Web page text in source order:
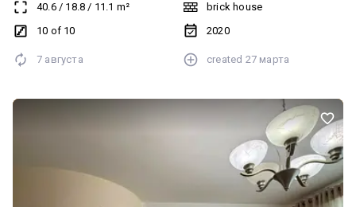
Кухня - 11.1 м.кв. Санвузол сумісний - 4.0 м.кв. Коридор - 3.7 м.кв.
Автономне газове опалення. Стан квартири - після забудовника.
40.6/ 18.8 / 11.1 m²
10 of 10
brick house
2020
7 августа created 27 марта